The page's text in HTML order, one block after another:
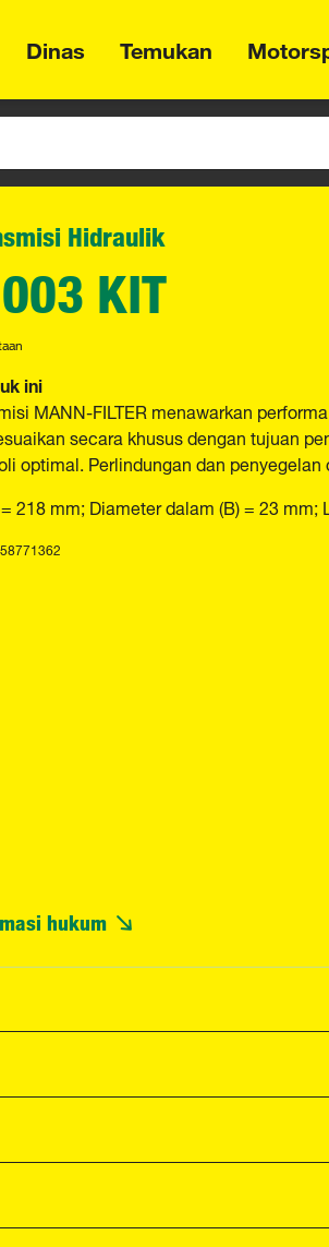
Dinas Temukan
Hidraulik
KIT
ini
MANN-FILTER menawarkan
secara khusus dengan tujuan
optimal. Perlindungan dan
218 mm; Diameter dalam (B) = 23
hukum